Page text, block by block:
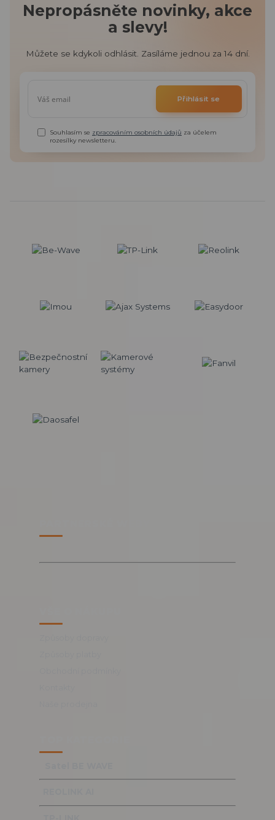
Nepropásněte novinky, akce
a slevy!
Můžete se kdykoli odhlásit. Zasíláme jednou za 14 dní.
Přihlásit se
Souhlasím se zpracováním osobních údajů za účelem
rozesílky newsletteru.